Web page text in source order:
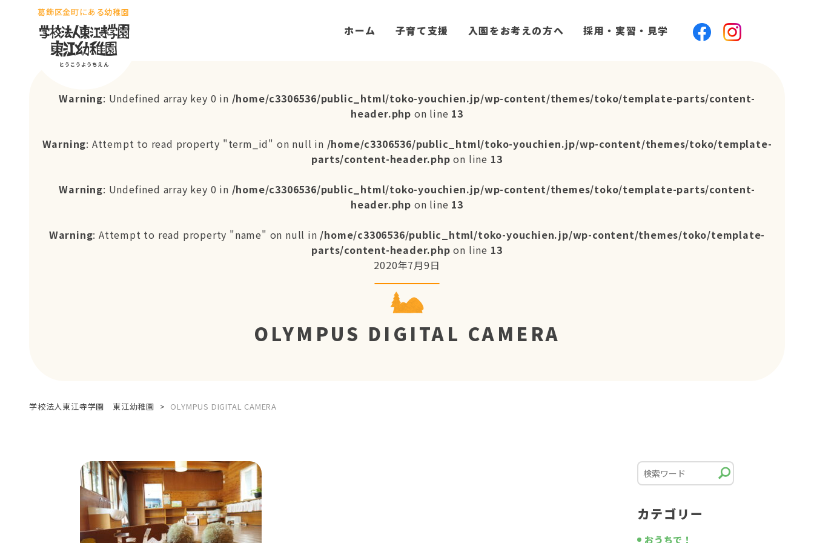
葛飾区金町にある幼稚園
ホーム 子育て支援 入園をお考えの方へ 採用・実習・見学
Warning: Undefined array key 0 in /home/c3306536/public_html/toko-youchien.jp/wp-content/themes/toko/template-parts/content-
header.php on line 13
Warning: Attempt to read property "term_id" on null in /home/c3306536/public_html/toko-youchien.jp/wp-content/themes/toko/template-
parts/content-header.php on line 13
Warning: Undefined array key 0 in /home/c3306536/public_html/toko-youchien.jp/wp-content/themes/toko/template-parts/content-
header.php on line 13
Warning: Attempt to read property "name" on null in /home/c3306536/public_html/toko-youchien.jp/wp-content/themes/toko/template-
parts/content-header.php on line 13
2020年7月9日
OLYMPUS DIGITAL CAMERA
学校法人東江寺学園 東江幼稚園 > OLYMPUS DIGITAL CAMERA
カテゴリー
おうちで！